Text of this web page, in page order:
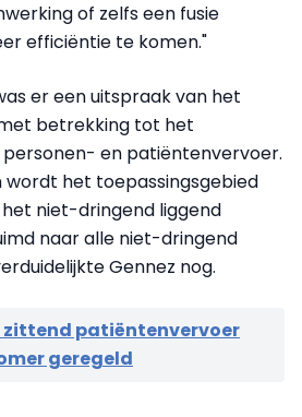
of zelfs een fusie
efficiëntie te komen."
er een uitspraak van het
betrekking tot het
en patiëntenvervoer.
wordt het toepassingsgebied
niet-dringend liggend
naar alle niet-dringend
Gennez nog.
zittend patiëntenvervoer
geregeld